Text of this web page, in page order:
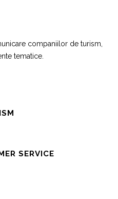
companiilor de turism,
tematice.
SERVICE